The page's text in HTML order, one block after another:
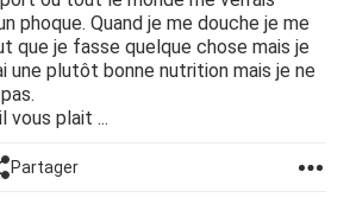
phoque. Quand je me douche je me
que je fasse quelque chose mais je
une plutôt bonne nutrition mais je ne
vous plait ...
Partager